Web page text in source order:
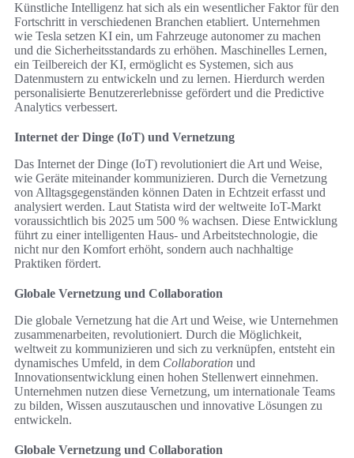
Künstliche Intelligenz hat sich als ein wesentlicher Faktor für den
Fortschritt in verschiedenen Branchen etabliert. Unternehmen
wie Tesla setzen KI ein, um Fahrzeuge autonomer zu machen
und die Sicherheitsstandards zu erhöhen. Maschinelles Lernen,
ein Teilbereich der KI, ermöglicht es Systemen, sich aus
Datenmustern zu entwickeln und zu lernen. Hierdurch werden
personalisierte Benutzererlebnisse gefördert und die Predictive
Analytics verbessert.
Internet der Dinge (IoT) und Vernetzung
Das Internet der Dinge (IoT) revolutioniert die Art und Weise,
wie Geräte miteinander kommunizieren. Durch die Vernetzung
von Alltagsgegenständen können Daten in Echtzeit erfasst und
analysiert werden. Laut Statista wird der weltweite IoT-Markt
voraussichtlich bis 2025 um 500 % wachsen. Diese Entwicklung
führt zu einer intelligenten Haus- und Arbeitstechnologie, die
nicht nur den Komfort erhöht, sondern auch nachhaltige
Praktiken fördert.
Globale Vernetzung und Collaboration
Die globale Vernetzung hat die Art und Weise, wie Unternehmen
zusammenarbeiten, revolutioniert. Durch die Möglichkeit,
weltweit zu kommunizieren und sich zu verknüpfen, entsteht ein
dynamisches Umfeld, in dem Collaboration und
Innovationsentwicklung einen hohen Stellenwert einnehmen.
Unternehmen nutzen diese Vernetzung, um internationale Teams
zu bilden, Wissen auszutauschen und innovative Lösungen zu
entwickeln.
Globale Vernetzung und Collaboration